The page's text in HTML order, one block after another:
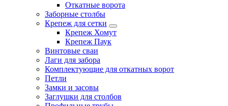
Откатные ворота
Заборные столбы
Крепеж для сетки
Крепеж Хомут
Крепеж Паук
Винтовые сваи
Лаги для забора
Комплектующие для откатных ворот
Петли
Замки и засовы
Заглушки для столбов